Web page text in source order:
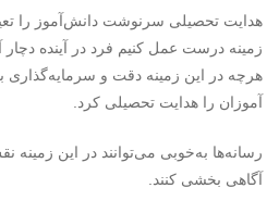
هدایت تحصیلی سرنوشت دانش‌آموز را
زمینه درست عمل کنیم فرد در آینده
هرچه در این زمینه دقت و سرمایه‌گذاری
آموزان را هدایت تحصیلی کرد.
رسانه‌ها به‌خوبی می‌توانند در این زمینه
آگاهی بخشی کنند.